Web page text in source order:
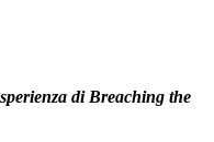
di Breaching the